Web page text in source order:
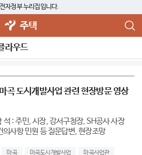
자정부 누리집입니다.
주택
라우드
곡 도시개발사업 관련 현장방문 영상
: 주민, 시장, 강서구청장, SH공사 사장
사항 민원 등 질문답변, 현장조망
마곡 마곡도시개발사업 마곡사업관